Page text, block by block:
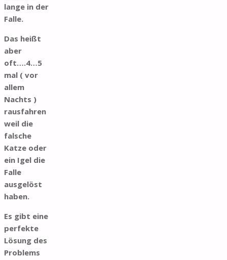
lange in der
Falle.
Das heißt
aber
oft….4…5
mal ( vor
allem
Nachts )
rausfahren
weil die
falsche
Katze oder
ein Igel die
Falle
ausgelöst
haben.
Es gibt eine
perfekte
Lösung des
Problems